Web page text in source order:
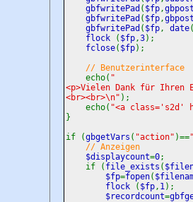
gbfwritePad ( $fp,
gbfwritePad ( $fp,
gbfwritePad ( $fp, date
flock
( $fp,3);
fclose( $fp);
// Benutzerinterface
echo( "
<p>Vielen Dank für Ihren
<br><br>\n" );
echo( "<a class='s2d'
}
if (gbgetVars ( "action" )==
// Anzeigen
$displaycount=0;
if ( file_exists (
$fp=fopen(
flock
( $fp, 1);
$recordcount=